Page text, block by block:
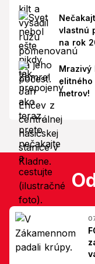
vlastnú
na rok
Mrazivý
metrov!